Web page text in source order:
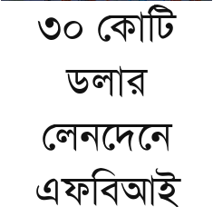
৩০ কোটি
ডলার
লেনদেনে
এফবিআই